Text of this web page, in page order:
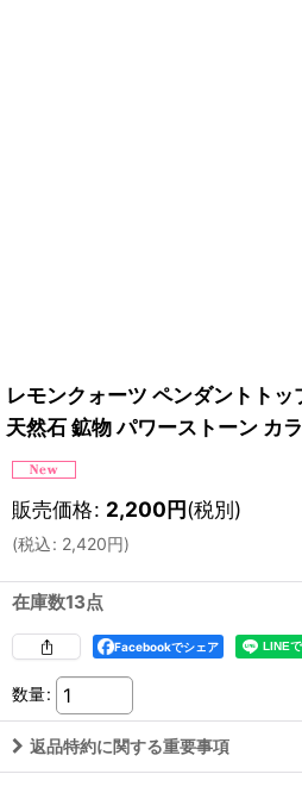
レモンクォーツ ペンダントト
天然石 鉱物 パワーストーン カ
販売価格: 2,200円(税別)
(税込: 2,420円)
在庫数13点
Facebookでシェア
数量:
返品特約に関する重要事項